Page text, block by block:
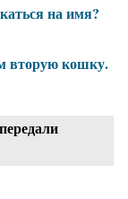
на имя?
вторую кошку.